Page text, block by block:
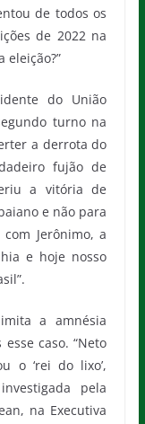
de todos os
de 2022 na
do União
turno na
a derrota do
fujão de
a vitória de
e não para
Jerônimo, a
e hoje nosso
a amnésia
caso. “Neto
o ‘rei do lixo’,
pela
na Executiva